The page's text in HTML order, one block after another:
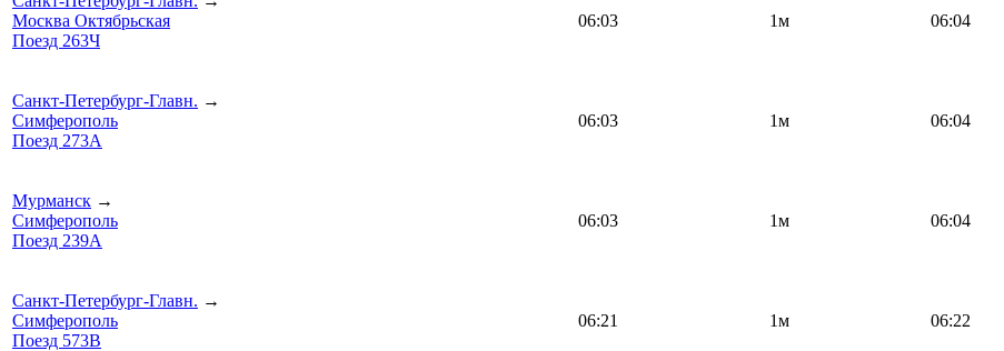
Москва Октябрьская
Поезд 263Ч
06:03 1м 06:04
Санкт-Петербург-Главн. →
Симферополь
Поезд 273А
06:03 1м 06:04
Мурманск →
Симферополь
Поезд 239А
06:03 1м 06:04
Санкт-Петербург-Главн. →
Симферополь
Поезд 573В
06:21 1м 06:22